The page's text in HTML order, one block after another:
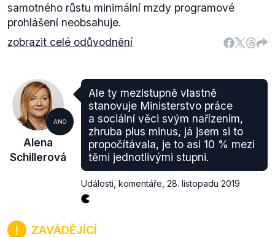
samotného růstu minimální mzdy programové
prohlášení neobsahuje.
zobrazit celé odůvodnění
ANO
Alena
Schillerová
Ale ty mezistupně vlastně
stanovuje Ministerstvo práce
a sociální věci svým nařízením,
zhruba plus minus, já jsem si to
propočítávala, je to asi 10 % mezi
těmi jednotlivými stupni.
Události, komentáře 28. listopadu 2019
ZAVÁDĚJÍCÍ